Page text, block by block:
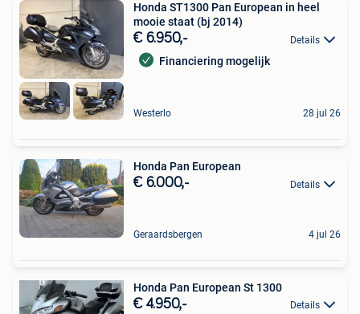
Honda ST1300 Pan European in heel
mooie staat (bj 2014)
€ 6.950,- Details
Financiering mogelijk
Westerlo 28 jul 26
Honda Pan European
€ 6.000,- Details
Geraardsbergen 4 jul 26
Honda Pan European St 1300
€ 4.950,- Details